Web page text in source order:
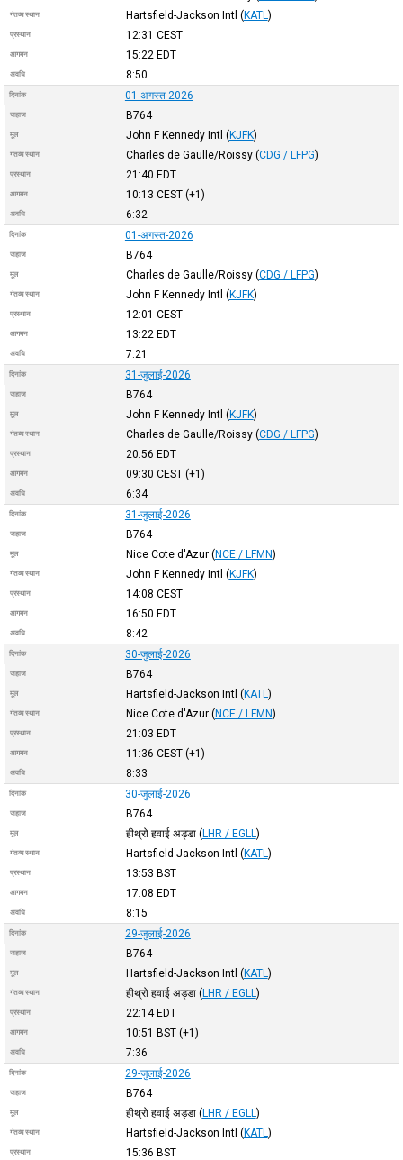
गंतव्य स्थान Hartsfield-Jackson Intl (KATL )
प्रस्थान 12:31 CEST
आगमन 15:22 EDT
अवधि 8:50
दिनांक 01-अगस्त-2026
जहाज B764
मूल John F Kennedy Intl (KJFK)
गंतव्य स्थान Charles de Gaulle/Roissy (CDG / LFPG)
प्रस्थान 21:40 EDT
आगमन 10:13 CEST(+1)
अवधि 6:32
दिनांक 01-अगस्त-2026
जहाज B764
मूल Charles de Gaulle/Roissy (CDG / LFPG)
गंतव्य स्थान John F Kennedy Intl (KJFK)
प्रस्थान 12:01 CEST
आगमन 13:22 EDT
अवधि 7:21
दिनांक 31-जुलाई-2026
जहाज B764
मूल John F Kennedy Intl (KJFK)
गंतव्य स्थान Charles de Gaulle/Roissy (CDG / LFPG)
प्रस्थान 20:56 EDT
आगमन 09:30 CEST(+1)
अवधि 6:34
दिनांक 31-जुलाई-2026
जहाज B764
मूल Nice Cote d'Azur (NCE / LFMN)
गंतव्य स्थान John F Kennedy Intl (KJFK)
प्रस्थान 14:08 CEST
आगमन 16:50 EDT
अवधि 8:42
दिनांक 30-जुलाई-2026
जहाज B764
मूल Hartsfield-Jackson Intl (KATL )
गंतव्य स्थान Nice Cote d'Azur (NCE / LFMN)
प्रस्थान 21:03 EDT
आगमन 11:36 CEST(+1)
अवधि 8:33
दिनांक 30-जुलाई-2026
जहाज B764
मूल हीथ्रो हवाई अड्डा (LHR / EGLL )
गंतव्य स्थान Hartsfield-Jackson Intl (KATL )
प्रस्थान 13:53 BST
आगमन 17:08 EDT
अवधि 8:15
दिनांक 29-जुलाई-2026
जहाज B764
मूल Hartsfield-Jackson Intl (KATL )
गंतव्य स्थान हीथ्रो हवाई अड्डा (LHR / EGLL )
प्रस्थान 22:14EDT
आगमन 10:51 BST(+1)
अवधि 7:36
दिनांक 29-जुलाई-2026
जहाज B764
मूल हीथ्रो हवाई अड्डा (LHR / EGLL )
गंतव्य स्थान Hartsfield-Jackson Intl (KATL )
प्रस्थान 15:36 BST